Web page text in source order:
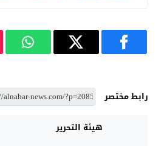
رابط مختصر
هيئة التحرير